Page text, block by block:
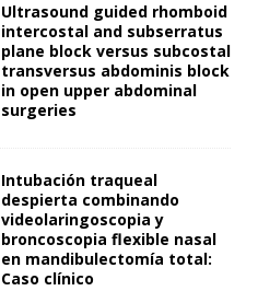
Ultrasound guided rhomboid
intercostal and subserratus
plane block versus subcostal
transversus abdominis block
in open upper abdominal
surgeries
Intubación traqueal
despierta combinando
videolaringoscopia y
broncoscopia flexible nasal
en mandibulectomía total:
Caso clínico